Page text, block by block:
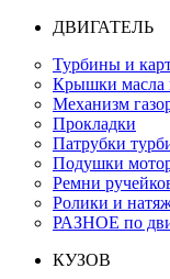
ДВИГАТЕЛЬ
Турбины и
Крышки масла
Механизм
Прокладки
Патрубки
Подушки
Ремни
Ролики и
РАЗНОЕ по
КУЗОВ